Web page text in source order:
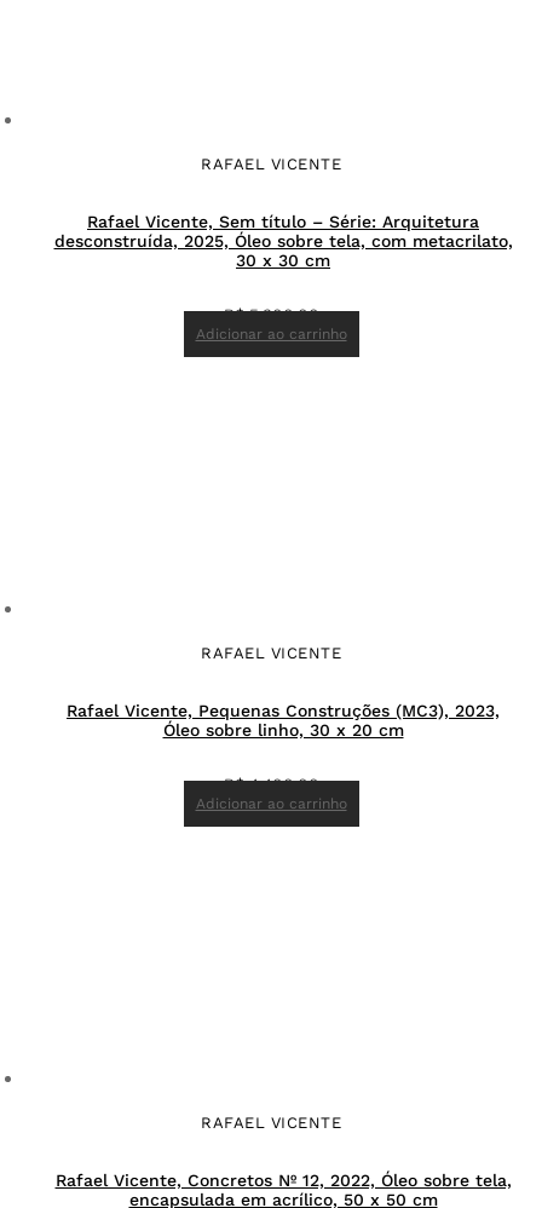
RAFAEL VICENTE
Rafael Vicente, Sem título – Série: Arquitetura
desconstruída, 2025, Óleo sobre tela, com metacrilato,
30 x 30 cm
R$5.300,00
Adicionar ao carrinho
RAFAEL VICENTE
Rafael Vicente, Pequenas Construções (MC3), 2023,
Óleo sobre linho, 30 x 20 cm
R$4.400,00
Adicionar ao carrinho
RAFAEL VICENTE
Rafael Vicente, Concretos Nº 12, 2022, Óleo sobre tela,
encapsulada em acrílico, 50 x 50 cm